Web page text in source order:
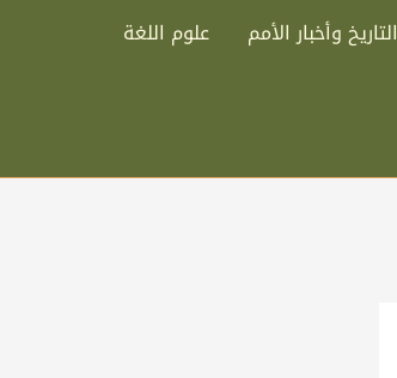
التاريخ وأخبار الأمم علوم اللغة